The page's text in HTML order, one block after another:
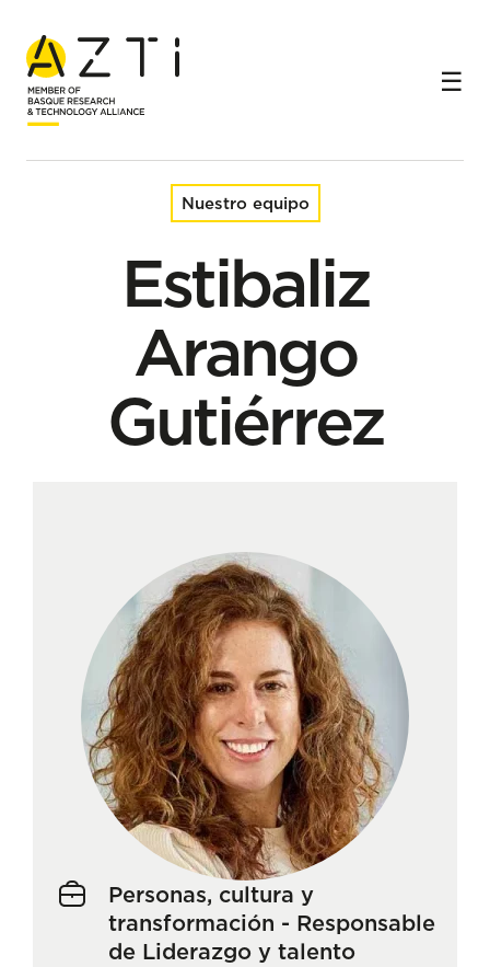
Inicio Equipo Estibaliz Arango Gutiérrez
Nuestro equipo
Estibaliz
Arango
Gutiérrez
Personas, cultura y
transformación - Responsable
de Liderazgo y talento